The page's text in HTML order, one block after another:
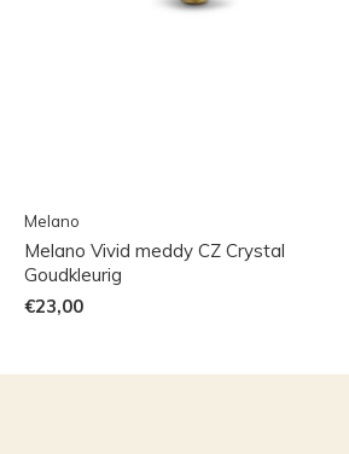
Melano
Melano Vivid meddy CZ Crystal
Goudkleurig
€23,00